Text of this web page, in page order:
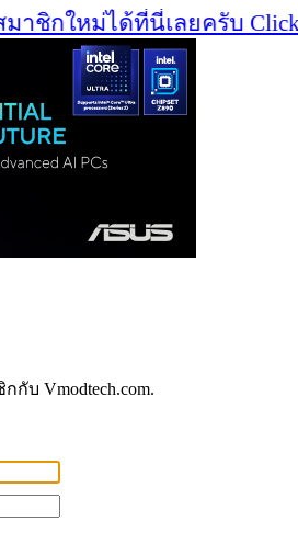
ชิกใหม่ได้ที่นี่เลยครับ Click!!!
บ Vmodtech.com.